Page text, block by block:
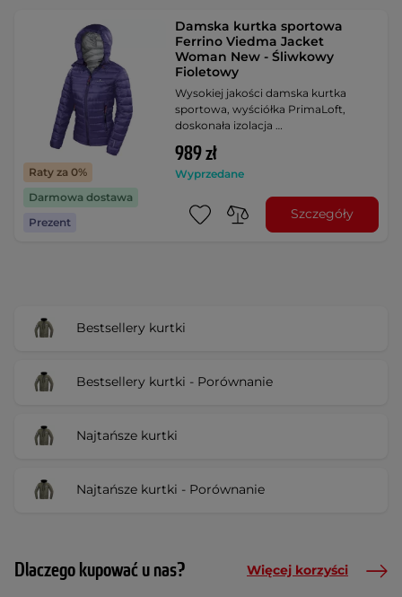
Raty za 0%
Darmowa dostawa
Prezent
Damska kurtka sportowa
Ferrino Viedma Jacket
Woman New - Śliwkowy
Fioletowy
Wysokiej jakości damska kurtka
sportowa, wyściółka PrimaLoft,
doskonała izolacja …
989 zł
Wyprzedane
Szczegóły
Bestsellery kurtki
Bestsellery kurtki - Porównanie
Najtańsze kurtki
Najtańsze kurtki - Porównanie
Dlaczego kupować u nas? Więcej korzyści